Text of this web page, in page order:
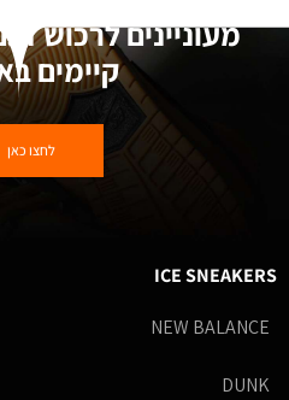
מעוניינים לרכוש
קיימים
לחצו כאן
ICE SNEAKERS
NEW BALANCE
DUNK